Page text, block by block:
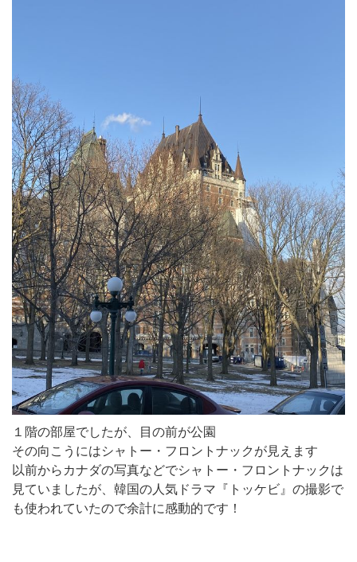
１階の部屋でしたが、目の前が公園
その向こうにはシャトー・フロントナックが見えます
以前からカナダの写真などでシャトー・フロントナックは
見ていましたが、韓国の人気ドラマ『トッケビ』の撮影で
も使われていたので余計に感動的です！